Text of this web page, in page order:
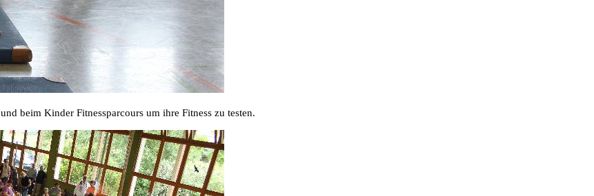
und beim Kinder Fitnessparcours um ihre Fitness zu testen.